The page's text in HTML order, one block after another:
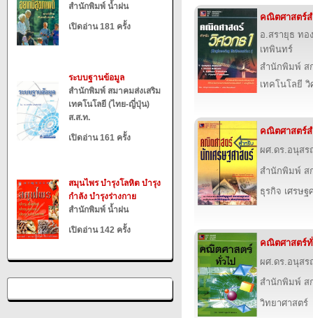
สำนักพิมพ์ น้ำฝน
เปิดอ่าน 181 ครั้ง
ระบบฐานข้อมูล
สำนักพิมพ์ สมาคมส่งเสริม
เทคโนโลยี (ไทย-ญี่ปุ่น)
ส.ส.ท.
เปิดอ่าน 161 ครั้ง
สมุนไพร บำรุงโลหิต บำรุง
กำลัง บำรุงร่างกาย
สำนักพิมพ์ น้ำฝน
เปิดอ่าน 142 ครั้ง
คณิตศาสตร์ส
อ.สรายุธ ทอ
เทพินทร์
สำนักพิมพ์ ส
เทคโนโลยี
คณิตศาสตร์ส
ผศ.ดร.อนุส
สำนักพิมพ์ ส
ธุรกิจ เศรษฐ
คณิตศาสตร์
ผศ.ดร.อนุส
สำนักพิมพ์ ส
วิทยาศาสตร์